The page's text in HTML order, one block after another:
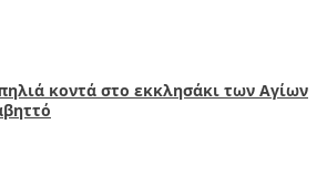
κοντά στο εκκλησάκι των Αγίων